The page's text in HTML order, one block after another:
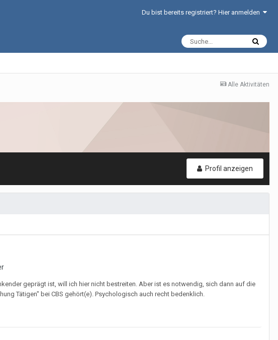
Du bist bereits registriert? Hier anmelden
Alle Aktivitäten
Profil anzeigen
geprägt ist, will ich hier nicht bestreiten. Aber ist es notwendig, sich dann auf die
Tätigen" bei CBS gehört(e). Psychologisch auch recht bedenklich.